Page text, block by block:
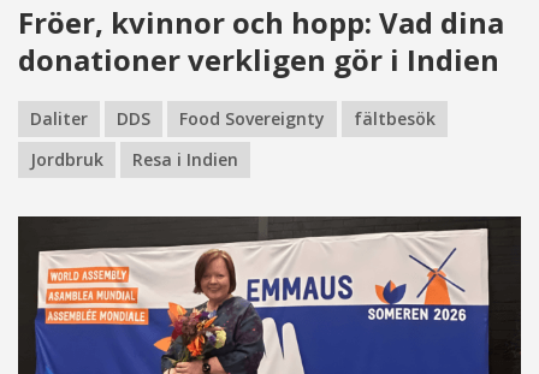
Fröer, kvinnor och hopp: Vad dina
donationer verkligen gör i Indien
Daliter DDS Food Sovereignty
fältbesök
Jordbruk
Resa i Indien